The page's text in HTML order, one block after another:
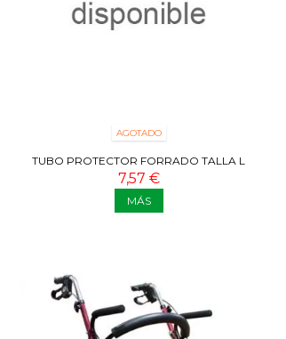
AGOTADO
TUBO PROTECTOR FORRADO TALLA L
7,57 €
MÁS